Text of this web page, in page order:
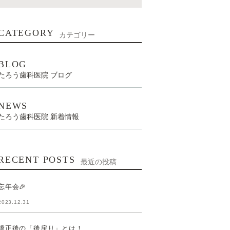
カテゴリー
ろう歯科医院 ブログ
ろう歯科医院 新着情報
POSTS 最近の投稿
年会🎉
正後の「後戻り」とは！